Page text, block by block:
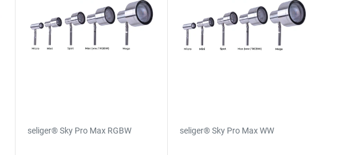
seliger® Sky Pro Max RGBW seliger® Sky Pro Max WW